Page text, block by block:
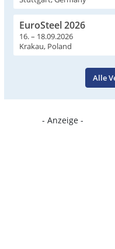
EuroSteel 2026
16. – 18.09.2026
Krakau, Poland
Alle
- Anzeige -